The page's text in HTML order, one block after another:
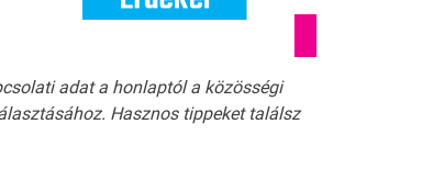
adat a honlaptól a közösségi
Hasznos tippeket találsz